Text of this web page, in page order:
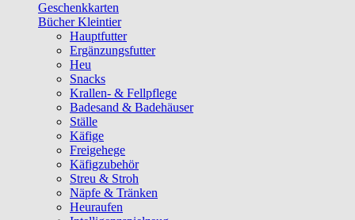
Geschenkkarten
Bücher Kleintier
Hauptfutter
Ergänzungsfutter
Heu
Snacks
Krallen- & Fellpflege
Badesand & Badehäuser
Ställe
Käfige
Freigehege
Käfigzubehör
Streu & Stroh
Näpfe & Tränken
Heuraufen